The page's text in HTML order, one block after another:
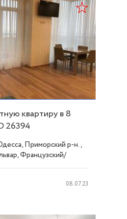
квартиру в 8
26394
Приморский р-н.,
Французский/
08.07.23